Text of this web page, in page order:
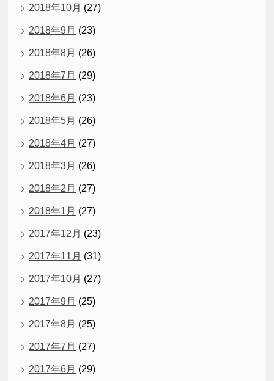
2018年10月 (27)
2018年9月 (23)
2018年8月 (26)
2018年7月 (29)
2018年6月 (23)
2018年5月 (26)
2018年4月 (27)
2018年3月 (26)
2018年2月 (27)
2018年1月 (27)
2017年12月 (23)
2017年11月 (31)
2017年10月 (27)
2017年9月 (25)
2017年8月 (25)
2017年7月 (27)
2017年6月 (29)